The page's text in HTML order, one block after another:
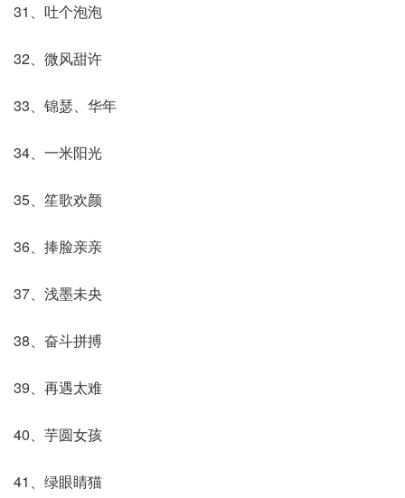
31、吐个泡泡
32、微风甜许
33、锦瑟、华年
34、一米阳光
35、笙歌欢颜
36、捧脸亲亲
37、浅墨未央
38、奋斗拼搏
39、再遇太难
40、芋圆女孩
41、绿眼睛猫